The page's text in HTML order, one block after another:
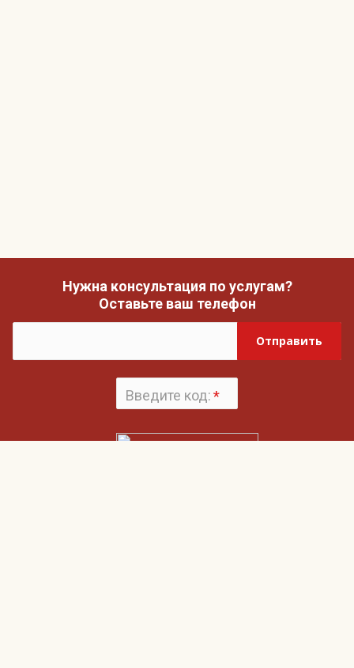
Нужна консультация по услугам?
Оставьте ваш телефон
Отправить
Введите код:*